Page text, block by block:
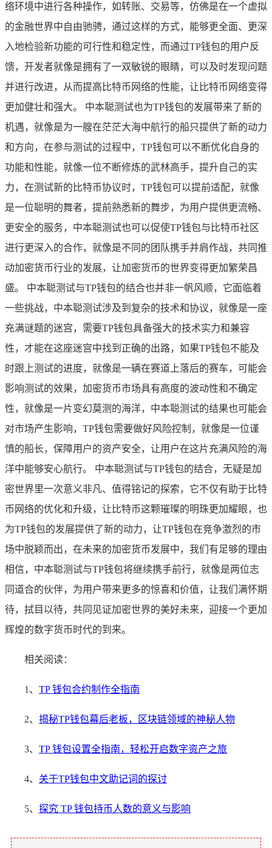
络环境中进行各种操作，如转账、交易等，仿佛是在一个虚拟
的金融世界中自由驰骋，通过这样的方式，能够更全面、更深
入地检验新功能的可行性和稳定性，而通过TP钱包的用户反
馈，开发者就像是拥有了一双敏锐的眼睛，可以及时发现问题
并进行改进，从而提高比特币网络的性能，让比特币网络变得
更加健壮和强大。 中本聪测试也为TP钱包的发展带来了新的
机遇，就像是为一艘在茫茫大海中航行的船只提供了新的动力
和方向，在参与测试的过程中，TP钱包可以不断优化自身的
功能和性能，就像一位不断修炼的武林高手，提升自己的实
力，在测试新的比特币协议时，TP钱包可以提前适配，就像
是一位聪明的舞者，提前熟悉新的舞步，为用户提供更流畅、
更安全的服务，中本聪测试也可以促使TP钱包与比特币社区
进行更深入的合作，就像是不同的团队携手并肩作战，共同推
动加密货币行业的发展，让加密货币的世界变得更加繁荣昌
盛。 中本聪测试与TP钱包的结合也并非一帆风顺，它面临着
一些挑战，中本聪测试涉及到复杂的技术和协议，就像是一座
充满谜题的迷宫，需要TP钱包具备强大的技术实力和兼容
性，才能在这座迷宫中找到正确的出路，如果TP钱包不能及
时跟上测试的进度，就像是一辆在赛道上落后的赛车，可能会
影响测试的效果，加密货币市场具有高度的波动性和不确定
性，就像是一片变幻莫测的海洋，中本聪测试的结果也可能会
对市场产生影响，TP钱包需要做好风险控制，就像是一位谨
慎的船长，保障用户的资产安全，让用户在这片充满风险的海
洋中能够安心航行。 中本聪测试与TP钱包的结合，无疑是加
密世界里一次意义非凡、值得铭记的探索，它不仅有助于比特
币网络的优化和升级，让比特币这颗璀璨的明珠更加耀眼，也
为TP钱包的发展提供了新的动力，让TP钱包在竞争激烈的市
场中脱颖而出，在未来的加密货币发展中，我们有足够的理由
相信，中本聪测试与TP钱包将继续携手前行，就像是两位志
同道合的伙伴，为用户带来更多的惊喜和价值，让我们满怀期
待，拭目以待，共同见证加密世界的美好未来，迎接一个更加
辉煌的数字货币时代的到来。
相关阅读：
1、 TP 钱包合约制作全指南
2、 揭秘TP钱包幕后老板，区块链领域的神秘人物
3、 TP 钱包设置全指南，轻松开启数字资产之旅
4、 关于TP钱包中文助记词的探讨
5、 探究 TP 钱包持币人数的意义与影响